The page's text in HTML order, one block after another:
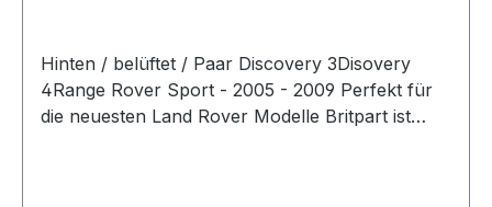
Hinten / belüftet / Paar Discovery 3Disovery
4Range Rover Sport - 2005 - 2009 Perfekt für
die neuesten Land Rover Modelle Britpart ist